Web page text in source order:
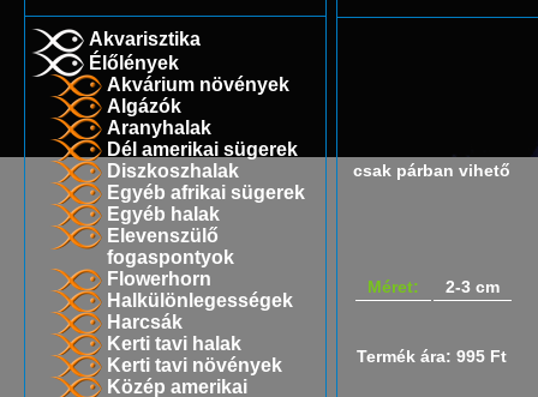
Akvarisztika
Élőlények
Akvárium növények
Algázók
Aranyhalak
Dél amerikai sügerek
Diszkoszhalak
Egyéb afrikai sügerek
Egyéb halak
Elevenszülő
fogaspontyok
Flowerhorn
Halkülönlegességek
Harcsák
Kerti tavi halak
Kerti tavi növények
Közép amerikai
csak párban vihető
Méret: 2-3 cm
Termék ára: 995 Ft